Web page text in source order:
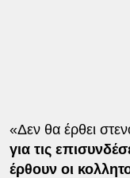
«Δεν θα έρθει
για τις
έρθουν οι